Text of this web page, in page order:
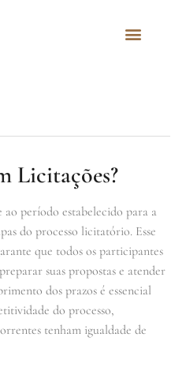
Licitações?
período estabelecido para a
do processo licitatório. Esse
que todos os participantes
suas propostas e atender
dos prazos é essencial
do processo,
tenham igualdade de